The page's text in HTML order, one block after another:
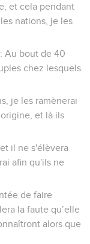
et cela pendant
nations, je les
Au bout de 40
chez lesquels
je les ramènerai
et là ils
il ne s'élèvera
afin qu'ils ne
de faire
la faute qu’elle
alors que